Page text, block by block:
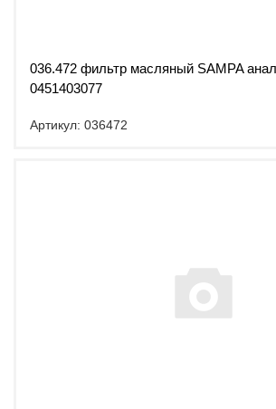
036.472 фильтр масляный SAMPA
0451403077
Артикул: 036472